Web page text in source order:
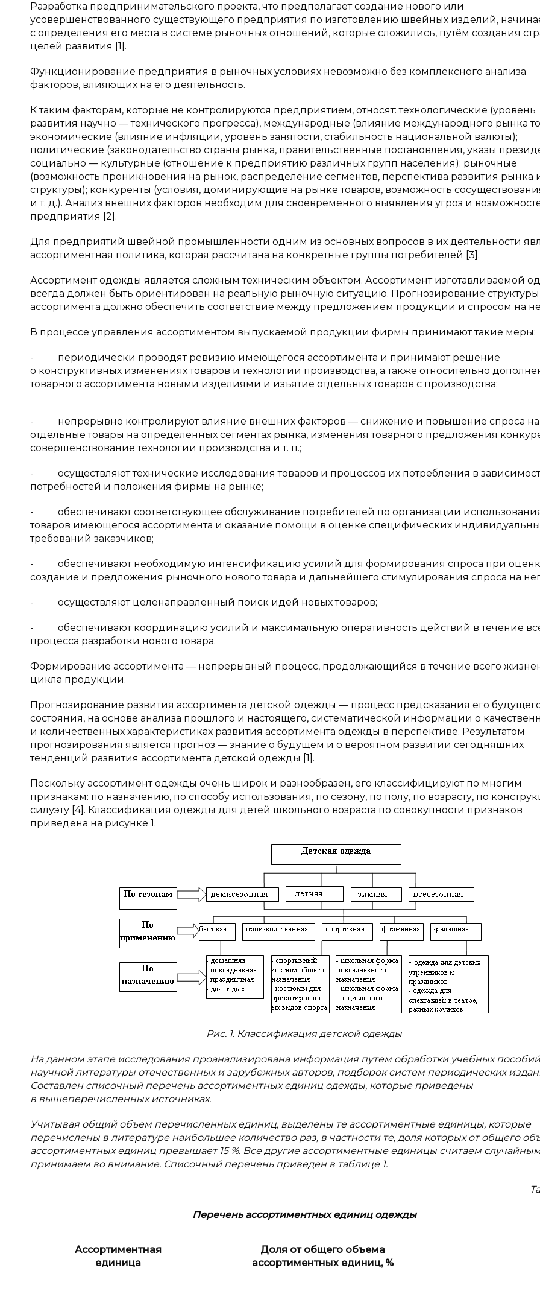
Разработка предпринимательского проекта, что предполагает создание нового или
усовершенствованного существующего предприятия по изготовлению швейных изделий,
с определения его места в системе рыночных отношений, которые сложились, путём создания
целей развития [1].
Функционирование предприятия в рыночных условиях невозможно без комплексного анализа
факторов, влияющих на его деятельность.
К таким факторам, которые не контролируются предприятием, относят: технологические (уровень
развития научно — технического прогресса), международные (влияние международного рынка
экономические (влияние инфляции, уровень занятости, стабильность национальной валюты);
политические (законодательство страны рынка, правительственные постановления, указы
социально — культурные (отношение к предприятию различных групп населения); рыночные
(возможность проникновения на рынок, распределение сегментов, перспектива развития рынка
структуры); конкуренты (условия, доминирующие на рынке товаров, возможность
и т. д.). Анализ внешних факторов необходим для своевременного выявления угроз и
предприятия [2].
Для предприятий швейной промышленности одним из основных вопросов в их деятельности
ассортиментная политика, которая рассчитана на конкретные группы потребителей [3].
Ассортимент одежды является сложным техническим объектом. Ассортимент изготавливаемой
всегда должен быть ориентирован на реальную рыночную ситуацию. Прогнозирование структуры
ассортимента должно обеспечить соответствие между предложением продукции и спросом на
В процессе управления ассортиментом выпускаемой продукции фирмы принимают такие меры:
- периодически проводят ревизию имеющегося ассортимента и принимают решение
о конструктивных изменениях товаров и технологии производства, а также относительно
товарного ассортимента новыми изделиями и изъятие отдельных товаров с производства;
- непрерывно контролируют влияние внешних факторов — снижение и повышение спроса на
отдельные товары на определённых сегментах рынка, изменения товарного предложения
совершенствование технологии производства и т. п.;
- осуществляют технические исследования товаров и процессов их потребления в
потребностей и положения фирмы на рынке;
- обеспечивают соответствующее обслуживание потребителей по организации
товаров имеющегося ассортимента и оказание помощи в оценке специфических
требований заказчиков;
- обеспечивают необходимую интенсификацию усилий для формирования спроса при
создание и предложения рыночного нового товара и дальнейшего стимулирования спроса на
- осуществляют целенаправленный поиск идей новых товаров;
- обеспечивают координацию усилий и максимальную оперативность действий в течение
процесса разработки нового товара.
Формирование ассортимента — непрерывный процесс, продолжающийся в течение всего
цикла продукции.
Прогнозирование развития ассортимента детской одежды — процесс предсказания его
состояния, на основе анализа прошлого и настоящего, систематической информации о
и количественных характеристиках развития ассортимента одежды в перспективе. Результатом
прогнозирования является прогноз — знание о будущем и о вероятном развитии сегодняшних
тенденций развития ассортимента детской одежды [1].
Поскольку ассортимент одежды очень широк и разнообразен, его классифицируют по многим
признакам: по назначению, по способу использования, по сезону, по полу, по возрасту, по
силуэту [4]. Классификация одежды для детей школьного возраста по совокупности признаков
приведена на рисунке 1.
Рис. 1. Классификация детской одежды
На данном этапе исследования проанализирована информация путем обработки учебных
научной литературы отечественных и зарубежных авторов, подборок систем периодических
Составлен списочный перечень ассортиментных единиц одежды, которые приведены
в вышеперечисленных источниках.
Учитывая общий объем перечисленных единиц, выделены те ассортиментные единицы, которые
перечислены в литературе наибольшее количество раз, в частности те, доля которых от общего
ассортиментных единиц превышает 15 %. Все другие ассортиментные единицы считаем
принимаем во внимание. Списочный перечень приведен в таблице 1.
Перечень ассортиментных единиц одежды
Ассортиментная
единица
Доля от общего объема
ассортиментных единиц, %